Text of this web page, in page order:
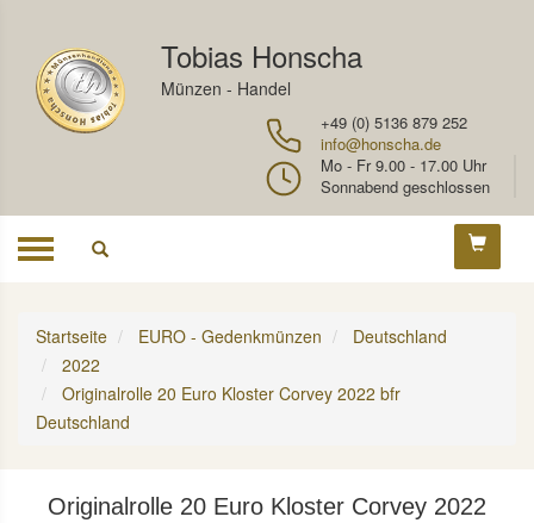
Tobias Honscha
Münzen - Handel
+49 (0) 5136 879 252
info@honscha.de
Mo - Fr 9.00 - 17.00 Uhr
Sonnabend geschlossen
Toggle
Startseite EURO - Gedenkmünzen
Deutschland
2022
Originalrolle 20 Euro Kloster Corvey 2022 bfr
Deutschland
Originalrolle 20 Euro Kloster Corvey 2022